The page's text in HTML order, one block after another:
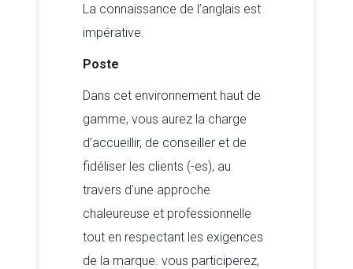
La connaissance de l’anglais est
impérative.
Poste
Dans cet environnement haut de
gamme, vous aurez la charge
d’accueillir, de conseiller et de
fidéliser les clients (-es), au
travers d’une approche
chaleureuse et professionnelle
tout en respectant les exigences
de la marque. vous participerez,